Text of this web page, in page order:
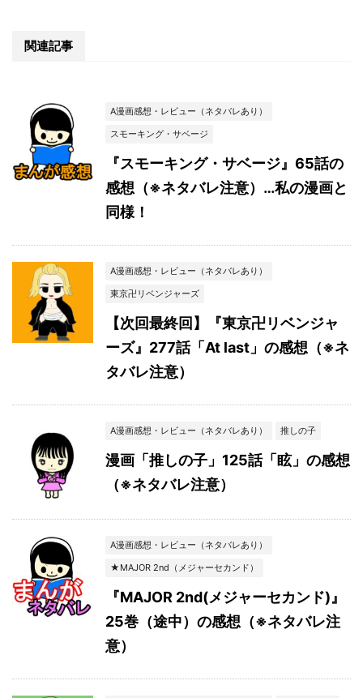
関連記事
A漫画感想・レビュー（ネタバレあり）
スモーキング・サベージ
『スモーキング・サベージ』65話の
感想（※ネタバレ注意）…私の漫画と
同様！
A漫画感想・レビュー（ネタバレあり）
東京卍リベンジャーズ
【次回最終回】『東京卍リベンジャ
ーズ』277話「At last」の感想（※ネ
タバレ注意）
A漫画感想・レビュー（ネタバレあり） 推しの子
漫画「推しの子」125話「眩」の感想
（※ネタバレ注意）
A漫画感想・レビュー（ネタバレあり）
★MAJOR 2nd（メジャーセカンド）
『MAJOR 2nd(メジャーセカンド)』
25巻（途中）の感想（※ネタバレ注
意）